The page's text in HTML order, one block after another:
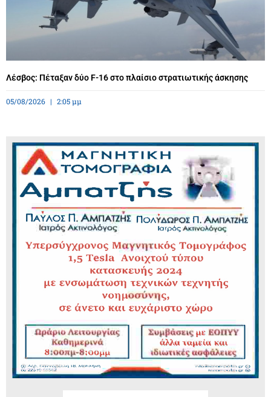
Λέσβος: Πέταξαν δύο F-16 στο πλαίσιο στρατιωτικής άσκησης
05/08/2026 2:05 μμ